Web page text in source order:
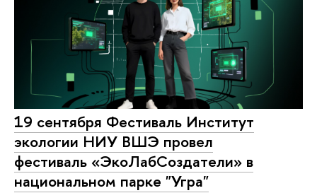
19 сентября Фестиваль Институт
экологии НИУ ВШЭ провел
фестиваль «ЭкоЛабСоздатели» в
национальном парке "Угра"